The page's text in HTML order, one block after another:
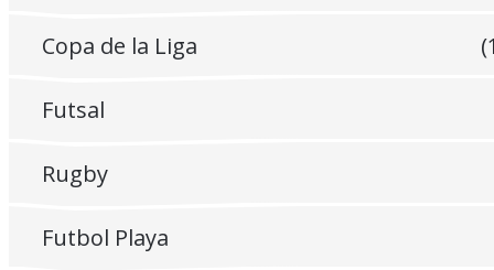
Copa de la Liga
Futsal
Rugby
Futbol Playa